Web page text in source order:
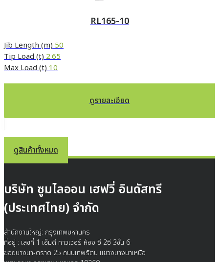
RL165-10
Jib Length (m)50
Tip Load (t)2.65
Max Load (t)10
ดูรายละเอียด
ดูสินค้าทั้งหมด
บริษัท ซูมไลออน เฮฟวี่ อินดัสทรี
(ประเทศไทย) จำกัด
สำนักงานใหญ่: กรุงเทพมหานคร
ที่อยู่ : เลขที่ 1 เอ็มดี ทาวเวอร์ ห้อง ซี 2ซี 3ชั้น 6
ซอยบางนา-ตราด 25 ถนนเทพรัตน แขวงบางนาเหนือ